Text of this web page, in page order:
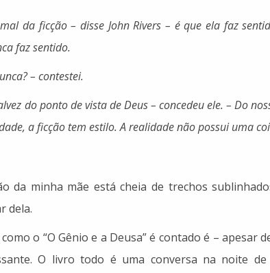
da ficção – disse John Rivers – é que ela faz
faz sentido.
– contestei.
do ponto de vista de Deus – concedeu ele. – Do
a ficção tem estilo. A realidade não possui uma
da minha mãe está cheia de trechos
dela.
o “O Gênio e a Deusa” é contado é – apesar
O livro todo é uma conversa na noite